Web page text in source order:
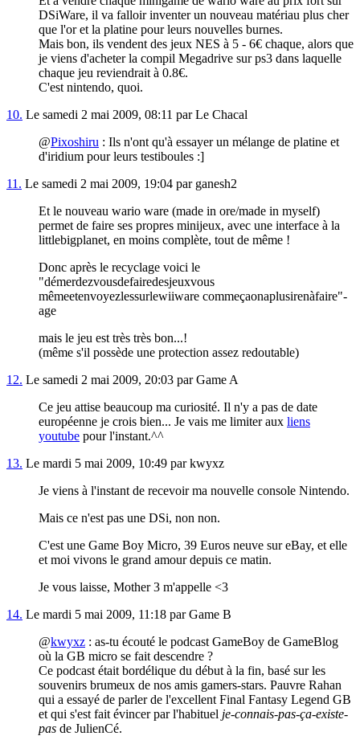
DSiWare, il va falloir inventer un nouveau matériau plus cher
que l'or et la platine pour leurs nouvelles burnes.
Mais bon, ils vendent des jeux NES à 5 - 6€ chaque, alors que
je viens d'acheter la compil Megadrive sur ps3 dans laquelle
chaque jeu reviendrait à 0.8€.
C'est nintendo, quoi.
10. Le samedi 2 mai 2009, 08:11 par Le Chacal
@Pixoshiru : Ils n'ont qu'à essayer un mélange de platine et
d'iridium pour leurs testiboules :]
11. Le samedi 2 mai 2009, 19:04 par ganesh2
Et le nouveau wario ware (made in ore/made in myself)
permet de faire ses propres minijeux, avec une interface à la
littlebigplanet, en moins complète, tout de même !
Donc après le recyclage voici le
"démerdezvousdefairedesjeuxvous
mêmeetenvoyezlessurlewiiware commeçaonaplusirenàfaire"-
age
mais le jeu est très très bon...!
(même s'il possède une protection assez redoutable)
12. Le samedi 2 mai 2009, 20:03 par Game A
Ce jeu attise beaucoup ma curiosité. Il n'y a pas de date
européenne je crois bien... Je vais me limiter aux liens
youtube pour l'instant.^^
13. Le mardi 5 mai 2009, 10:49 par kwyxz
Je viens à l'instant de recevoir ma nouvelle console Nintendo.
Mais ce n'est pas une DSi, non non.
C'est une Game Boy Micro, 39 Euros neuve sur eBay, et elle
et moi vivons le grand amour depuis ce matin.
Je vous laisse, Mother 3 m'appelle <3
14. Le mardi 5 mai 2009, 11:18 par Game B
@kwyxz : as-tu écouté le podcast GameBoy de GameBlog
où la GB micro se fait descendre ?
Ce podcast était bordélique du début à la fin, basé sur les
souvenirs brumeux de nos amis gamers-stars. Pauvre Rahan
qui a essayé de parler de l'excellent Final Fantasy Legend GB
et qui s'est fait évincer par l'habituel je-connais-pas-ça-existe-
pas de JulienCé.